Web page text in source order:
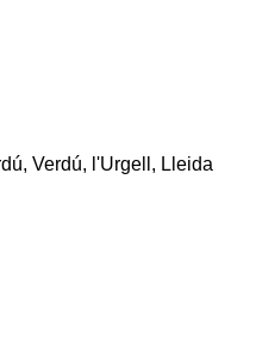
Verdú, l'Urgell, Lleida